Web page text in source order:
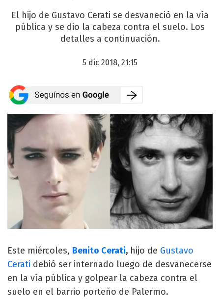
El hijo de Gustavo Cerati se desvaneció en la vía
pública y se dio la cabeza contra el suelo. Los
detalles a continuación.
5 dic 2018, 21:15
Este miércoles, Benito Cerati, hijo de Gustavo
Cerati debió ser internado luego de desvanecerse
en la vía pública y golpear la cabeza contra el
suelo en el barrio porteño de Palermo.